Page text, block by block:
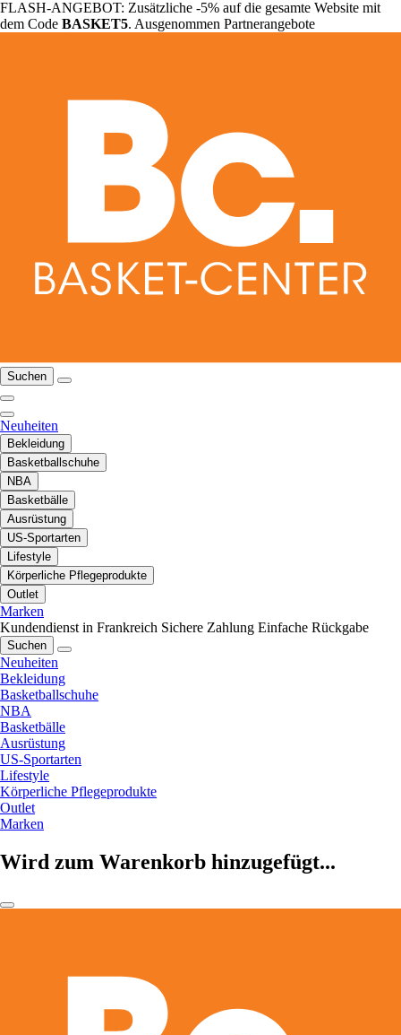
FLASH-ANGEBOT: Zusätzliche -5% auf die gesamte Website mit
dem Code BASKET5. Ausgenommen Partnerangebote
Suchen
Neuheiten
Bekleidung
Basketballschuhe
NBA
Basketbälle
Ausrüstung
US-Sportarten
Lifestyle
Körperliche Pflegeprodukte
Outlet
Marken
Kundendienst in Frankreich Sichere Zahlung Einfache Rückgabe
Suchen
Neuheiten
Bekleidung
Basketballschuhe
NBA
Basketbälle
Ausrüstung
US-Sportarten
Lifestyle
Körperliche Pflegeprodukte
Outlet
Marken
Wird zum Warenkorb hinzugefügt...